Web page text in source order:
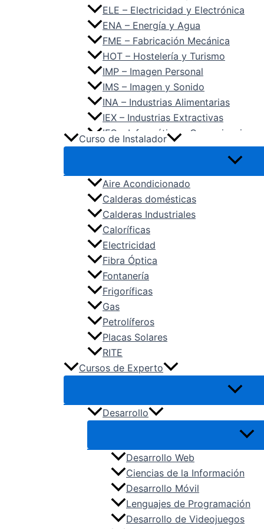
ELE – Electricidad y Electrónica
ENA – Energía y Agua
FME – Fabricación Mecánica
HOT – Hostelería y Turismo
IMP – Imagen Personal
IMS – Imagen y Sonido
INA – Industrias Alimentarias
IEX – Industrias Extractivas
IFC – Informática y Comunicaciones
IMA – Instalación y Mantenimiento
MAM – Madera, Mueble y Corcho
MAP – Marítimo Pesquera
QUI – Química
SAN – Sanidad
SEA – Seguridad y Medio Ambiente
SSC – Servicios Socioculturales y a
TCP – Textil, Confección y Piel
TMV – Transporte y Mantenimiento
VIC – Vidrio y Cerámica
Curso de Instalador
Aire Acondicionado
Calderas domésticas
Calderas Industriales
Caloríficas
Electricidad
Fibra Óptica
Fontanería
Frigoríficas
Gas
Petrolíferos
Placas Solares
RITE
Cursos de Experto
Desarrollo
Desarrollo Web
Ciencias de la Información
Desarrollo Móvil
Lenguajes de Programación
Desarrollo de Videojuegos